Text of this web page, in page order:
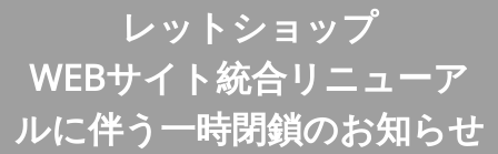
レットショップ
WEBサイト統合リニューア
ルに伴う一時閉鎖のお知らせ